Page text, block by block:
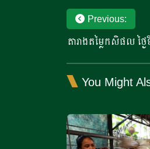
PostPrevious:
តារាងតម្លៃកសិផល ថ្
You Might